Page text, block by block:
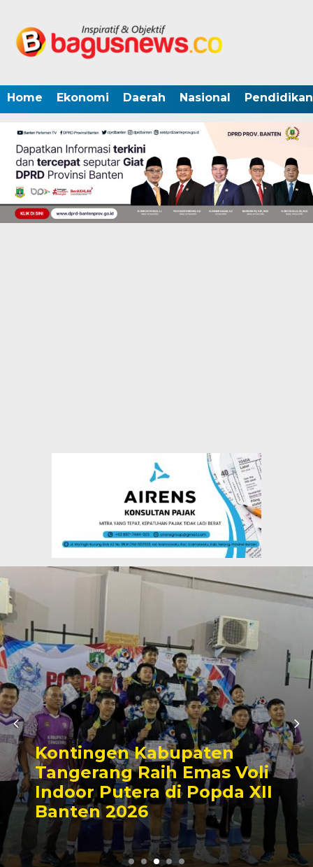
Home Ekonomi Daerah Nasional Pendidikan
Kontingen Kabupaten
Tangerang Raih Emas Voli
Indoor Putera di Popda XII
Banten 2026